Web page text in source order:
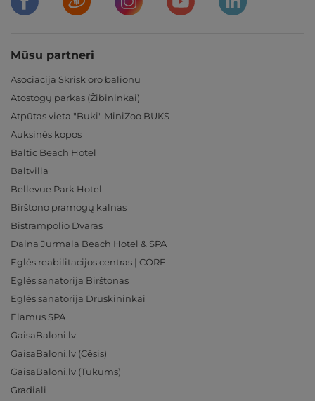
Mūsu partneri
Asociacija Skrisk oro balionu
Atostogų parkas (Žibininkai)
Atpūtas vieta "Buki" MiniZoo BUKS
Auksinės kopos
Baltic Beach Hotel
Baltvilla
Bellevue Park Hotel
Birštono pramogų kalnas
Bistrampolio Dvaras
Daina Jurmala Beach Hotel & SPA
Eglės reabilitacijos centras | CORE
Eglės sanatorija Birštonas
Eglės sanatorija Druskininkai
Elamus SPA
GaisaBaloni.lv
GaisaBaloni.lv (Cēsis)
GaisaBaloni.lv (Tukums)
Gradiali